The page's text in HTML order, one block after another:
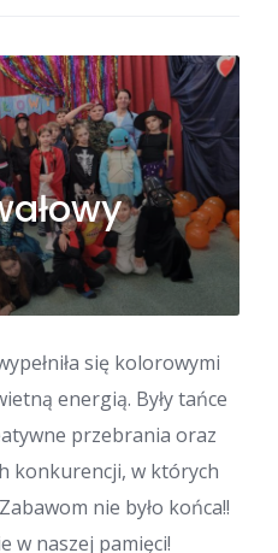
się kolorowymi
energią. Były tańce
przebrania oraz
konkurencji, w których
nie było końca!!
w naszej pamięci!